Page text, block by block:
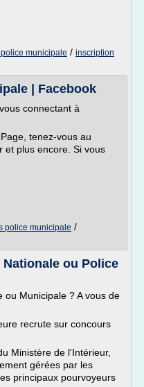
municipale / inscription
| Facebook
connectant à
tenez-vous au
et plus encore. Si vous
police municipale /
ou Police
ou Municipale ? A vous de
recrute sur concours
Ministère de l'Intérieur,
gérées par les
principaux pourvoyeurs